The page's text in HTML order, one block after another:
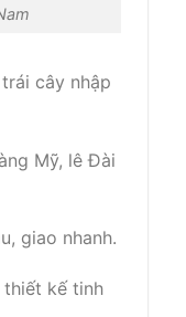
cây nhập
Mỹ, lê Đài
giao nhanh.
thiết kế tinh